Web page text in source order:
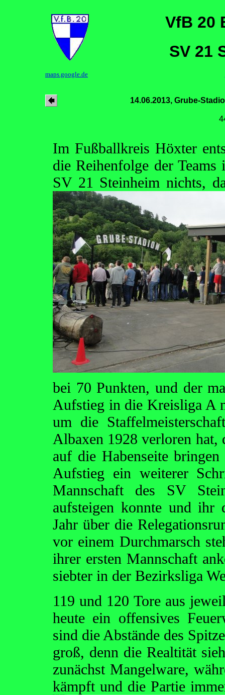
VfB 20
SV 21
maps.google.de
14.06.2013, Grube-
Im Fußballkreis Höxter
die Reihenfolge der
SV 21 Steinheim nichts,
bei 70 Punkten, und der
Aufstieg in die Kreisliga A
um die
Albaxen 1928 verloren hat,
auf die Habenseite
Aufstieg ein weiterer
Mannschaft des SV
aufsteigen konnte und
Jahr über die
vor einem Durchmarsch
ihrer ersten Mannschaft
siebter in der Bezirksliga
119 und 120 Tore aus
heute ein offensives
sind die Abstände des
groß, denn die Realtität
zunächst Mangelware,
kämpft und die Partie